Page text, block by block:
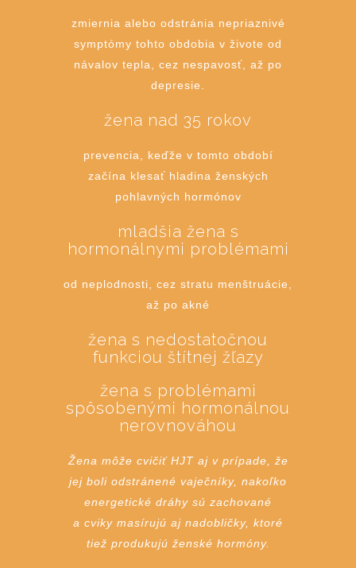
zmiernia alebo odstránia nepriaznivé
symptómy tohto obdobia v živote od
návalov tepla, cez nespavosť, až po
depresie.
žena nad 35 rokov
prevencia, keďže v tomto období
začína klesať hladina ženských
pohlavných hormónov
mladšia žena s
hormonálnymi problémami
od neplodnosti, cez stratu menštruácie,
až po akné
žena s nedostatočnou
funkciou štítnej žľazy
žena s problémami
spôsobenými hormonálnou
nerovnováhou
Žena môže cvičiť HJT aj v prípade, že
jej boli odstránené vaječníky, nakoľko
energetické dráhy sú zachované
a cviky masírujú aj nadobličky, ktoré
tiež produkujú ženské hormóny.